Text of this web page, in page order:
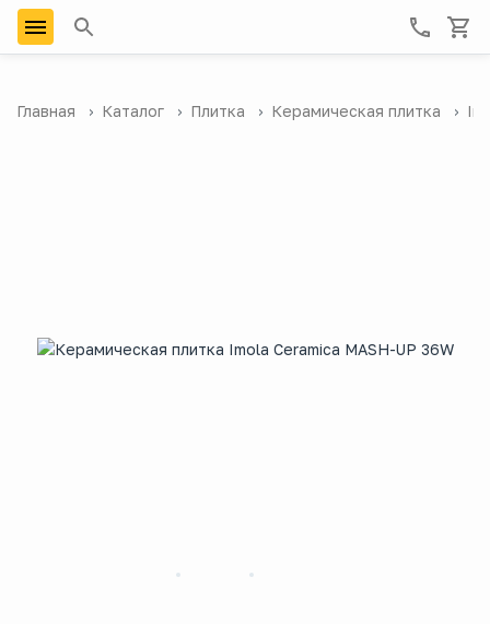
Главная Каталог Плитка Керамическая плитка